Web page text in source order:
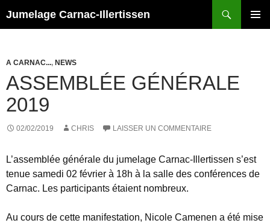
Jumelage Carnac-Illertissen
A CARNAC..., NEWS
ASSEMBLÉE GÉNÉRALE
2019
02/02/2019 CHRIS LAISSER UN COMMENTAIRE
L’assemblée générale du jumelage Carnac-Illertissen s’est
tenue samedi 02 février à 18h à la salle des conférences de
Carnac. Les participants étaient nombreux.
Au cours de cette manifestation, Nicole Camenen a été mise